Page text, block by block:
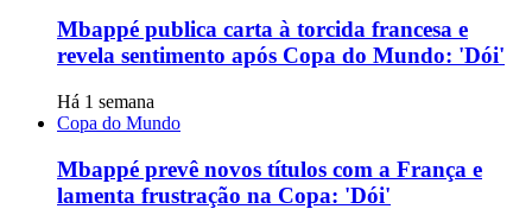
Mbappé publica carta à torcida francesa e
revela sentimento após Copa do Mundo: 'Dói'
Há 1 semana
Copa do Mundo
Mbappé prevê novos títulos com a França e
lamenta frustração na Copa: 'Dói'